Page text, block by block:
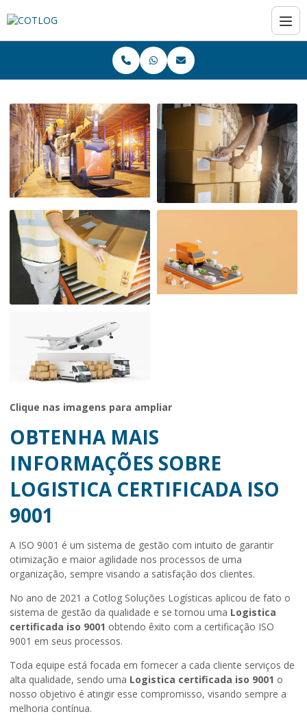
Clique nas imagens para ampliar
OBTENHA MAIS
INFORMAÇÕES SOBRE
LOGISTICA CERTIFICADA ISO
9001
A ISO 9001 é um sistema de gestão com intuito de garantir
otimização e maior agilidade nos processos de uma
organização, sempre visando a satisfação dos clientes.
No ano de 2021 a Cotlog Soluções Logísticas aplicou de fato o
sistema de gestão da qualidade e se tornou uma Logistica
certificada iso 9001 obtendo êxito com a certificação ISO
9001 em seus processos.
Toda equipe está focada em fornecer a cada cliente serviços de
alta qualidade, sendo uma Logistica certificada iso 9001 o
nosso objetivo é atingir esse compromisso, visando sempre a
melhoria contínua.